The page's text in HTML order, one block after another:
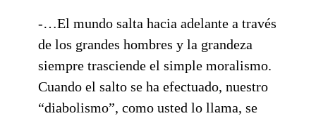
-…El mundo salta hacia adelante a través
de los grandes hombres y la grandeza
siempre trasciende el simple moralismo.
Cuando el salto se ha efectuado, nuestro
“diabolismo”, como usted lo llama, se